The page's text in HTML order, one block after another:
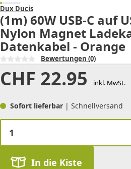
Dux Ducis
(1m) 60W USB-C auf
Nylon Magnet
Datenkabel - Orange
Bewertungen (0)
CHF 22.95 inkl. MwSt.
Sofort lieferbar | Schnellversand
In die Kiste